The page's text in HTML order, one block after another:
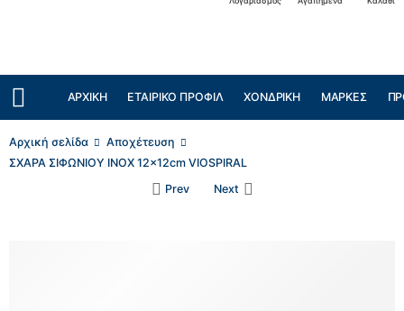
ΑΡΧΙΚΉ ΕΤΑΙΡΙΚΌ ΠΡΟΦΊΛ ΧΟΝΔΡΙΚΉ ΜΆΡΚΕΣ
Αρχική σελίδα
Αποχέτευση
ΣΧΑΡΑ ΣΙΦΩΝΙΟΥ INOX 12x12cm VIOSPIRAL
Prev
Next